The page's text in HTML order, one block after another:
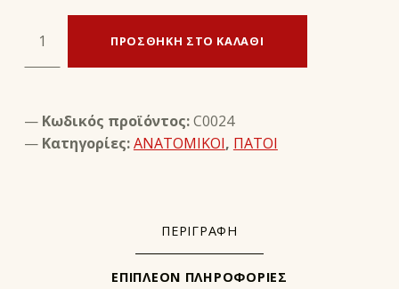
PROACTIVE ANTISHOCK INSOLE - MOVI ποσότητα
ΠΡΟΣΘΉΚΗ ΣΤΟ ΚΑΛΆΘΙ
Κωδικός προϊόντος:C0024
Κατηγορίες:ΑΝΑΤΟΜΙΚΟΙ, ΠΑΤΟΙ
ΠΕΡΙΓΡΑΦΉ
ΕΠΙΠΛΈΟΝ ΠΛΗΡΟΦΟΡΊΕΣ